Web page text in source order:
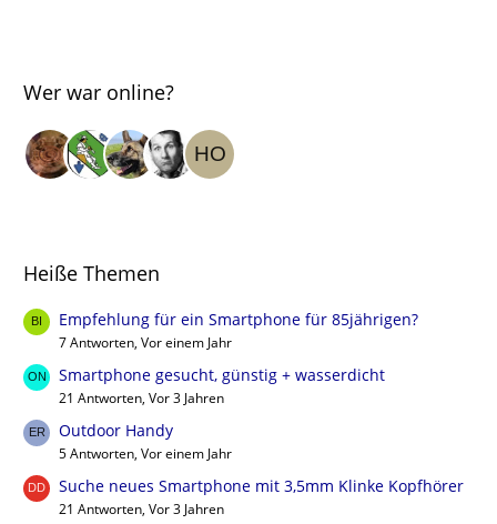
Wer war online?
Heiße Themen
Empfehlung für ein Smartphone für 85jährigen?
7 Antworten, Vor einem Jahr
Smartphone gesucht, günstig + wasserdicht
21 Antworten, Vor 3 Jahren
Outdoor Handy
5 Antworten, Vor einem Jahr
Suche neues Smartphone mit 3,5mm Klinke Kopfhörer
21 Antworten, Vor 3 Jahren